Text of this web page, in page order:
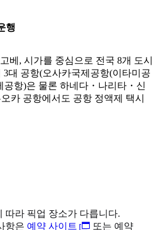
행
베, 시가를 중심으로 전국 8개 도시
대 공항(오사카국제공항(이타미공
공항)은 물론 하네다・나리타・신
카 공항에서도 공항 정액제 택시
따라 픽업 장소가 다릅니다.
항은 예약 사이트 또는 예약